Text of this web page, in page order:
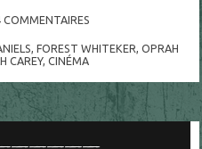
COMMENTAIRES
,FOREST WHITEKER,OPRAH
CAREY,CINÉMA